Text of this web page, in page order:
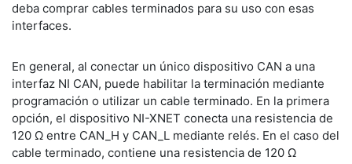
deba comprar cables terminados para su uso con esas
interfaces.
En general, al conectar un único dispositivo CAN a una
interfaz NI CAN, puede habilitar la terminación mediante
programación o utilizar un cable terminado. En la primera
opción, el dispositivo NI-XNET conecta una resistencia de
120 Ω entre CAN_H y CAN_L mediante relés. En el caso del
cable terminado, contiene una resistencia de 120 Ω